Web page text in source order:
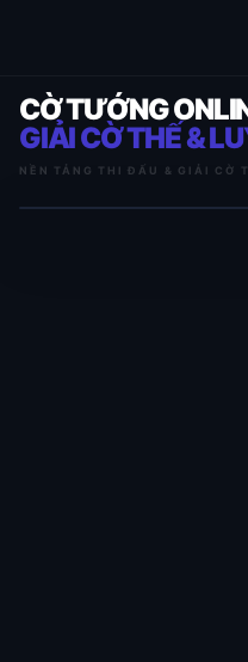
CỜ TƯỚNG
GIẢI CỜ THẾ &
NỀN TẢNG THI ĐẤU & GIẢI CỜ